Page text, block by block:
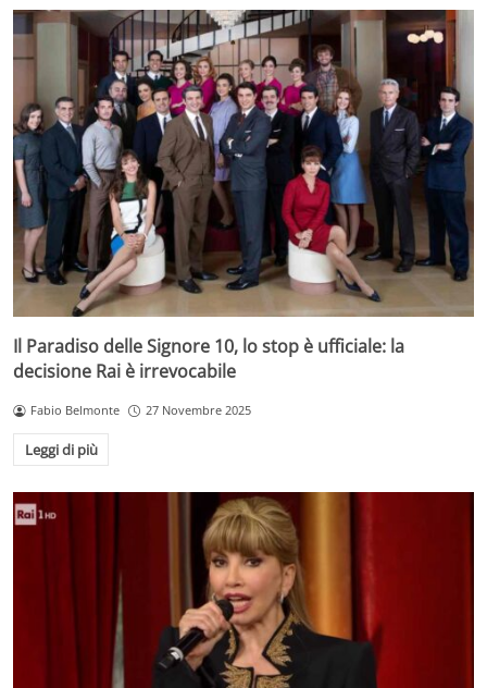
Il Paradiso delle Signore 10, lo stop è ufficiale: la
decisione Rai è irrevocabile
Fabio Belmonte 27 Novembre 2025
Leggi di più